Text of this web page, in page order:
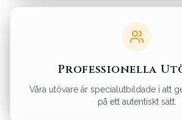
Professionella
Våra utövare är specialutbildade i att
på ett autentiskt sätt.